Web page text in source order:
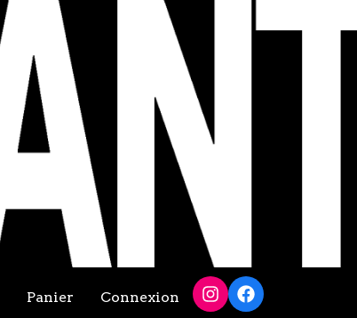
Panier Connexion